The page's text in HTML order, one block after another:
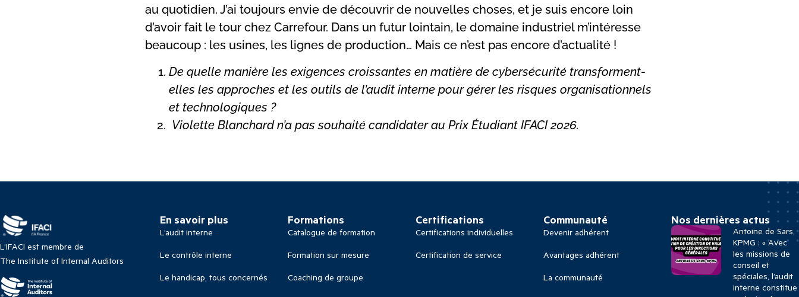
au quotidien. J’ai toujours envie de découvrir de nouvelles choses, et je suis encore loin
d’avoir fait le tour chez Carrefour. Dans un futur lointain, le domaine industriel m’intéresse
beaucoup : les usines, les lignes de production… Mais ce n’est pas encore d’actualité !
De quelle manière les exigences croissantes en matière de cybersécurité transforment-
elles les approches et les outils de l’audit interne pour gérer les risques organisationnels
et technologiques ?
Violette Blanchard n’a pas souhaité candidater au Prix Étudiant IFACI 2026.
L’IFACI est membre de
The Institute of Internal Auditors
En savoir plus
L’audit interne
Le contrôle interne
Le handicap, tous concernés
Formations
Catalogue de formation
Formation sur mesure
Coaching de groupe
Certifications
Certifications individuelles
Certification de service
Communauté
Devenir adhérent
Avantages adhérent
La communauté
Nos dernières actus
Antoine de Sars,
KPMG : « Avec
les missions de
conseil et
spéciales, l’audit
interne constitue